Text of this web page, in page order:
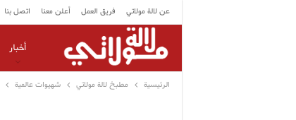
عن لالة مولاتي فريق العمل أعلن معنا اتصل بنا
أخبار
الرئيسية مطبخ لالة مولاتي شهيوات عالمية